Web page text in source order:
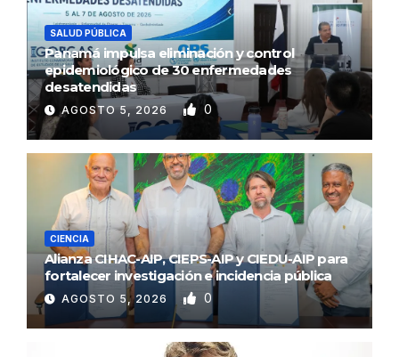
SALUD PÚBLICA
Panamá impulsa eliminación y control
epidemiológico de 30 enfermedades
desatendidas
AGOSTO 5, 2026 0
CIENCIA
Alianza CIHAC-AIP, CIEPS-AIP y CIEDU-AIP para
fortalecer investigación e incidencia pública
AGOSTO 5, 2026 0